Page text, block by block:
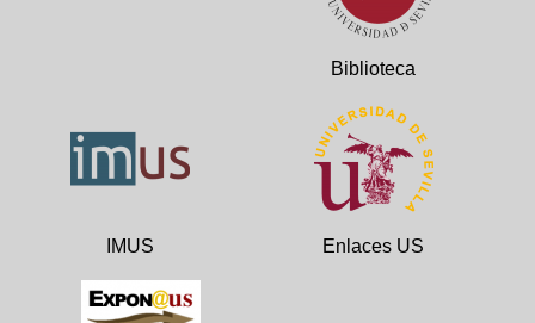
Biblioteca
IMUS Enlaces US